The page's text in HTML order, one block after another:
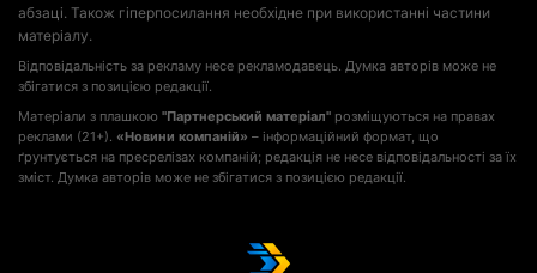
абзаці. Також гіперпосилання необхідне при використанні частини
матеріалу.
Відповідальність за рекламу несе рекламодавець. Думка авторів може не
збігатися з позицією редакції.
Матеріали з плашкою "Партнерський матеріал" розміщуються на правах
реклами (21+). «Новини компаній» – інформаційний формат, що
ґрунтується на пресрелізах компаній; редакція не несе відповідальності за їх
зміст. Думка авторів може не збігатися з позицією редакції.